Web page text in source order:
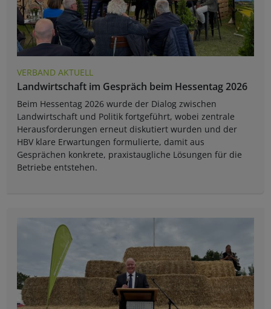
VERBAND AKTUELL
Landwirtschaft im Gespräch beim Hessentag 2026
Beim Hessentag 2026 wurde der Dialog zwischen
Landwirtschaft und Politik fortgeführt, wobei zentrale
Herausforderungen erneut diskutiert wurden und der
HBV klare Erwartungen formulierte, damit aus
Gesprächen konkrete, praxistaugliche Lösungen für die
Betriebe entstehen.